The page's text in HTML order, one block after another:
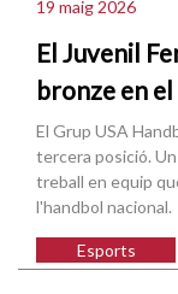
19 maig 2026
El Juvenil
bronze en
El Grup USA
tercera posició.
treball en equip
l'handbol nacional.
Esports